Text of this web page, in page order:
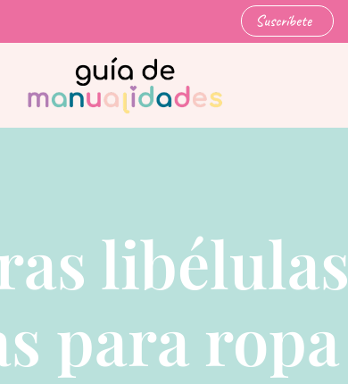
Suscríbete
libélulas
para ropa